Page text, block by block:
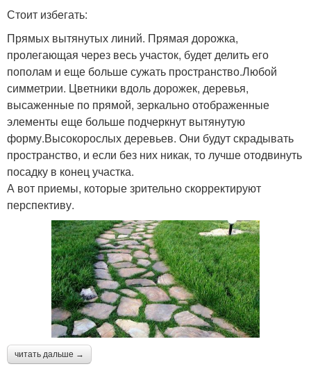
Стоит избегать:
Прямых вытянутых линий. Прямая дорожка,
пролегающая через весь участок, будет делить его
пополам и еще больше сужать пространство.Любой
симметрии. Цветники вдоль дорожек, деревья,
высаженные по прямой, зеркально отображенные
элементы еще больше подчеркнут вытянутую
форму.Высокорослых деревьев. Они будут скрадывать
пространство, и если без них никак, то лучше отодвинуть
посадку в конец участка.
А вот приемы, которые зрительно скорректируют
перспективу.
читать дальше →